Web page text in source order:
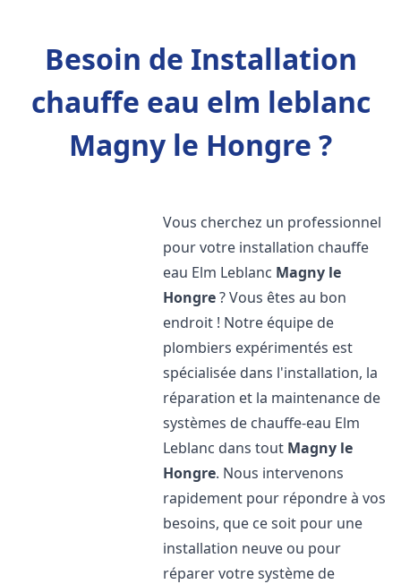
Besoin de Installation
chauffe eau elm leblanc
Magny le Hongre ?
Vous cherchez un professionnel
pour votre installation chauffe
eau Elm Leblanc Magny le
Hongre? Vous êtes au bon
endroit ! Notre équipe de
plombiers expérimentés est
spécialisée dans l'installation, la
réparation et la maintenance de
systèmes de chauffe-eau Elm
Leblanc dans tout Magny le
Hongre. Nous intervenons
rapidement pour répondre à vos
besoins, que ce soit pour une
installation neuve ou pour
réparer votre système de